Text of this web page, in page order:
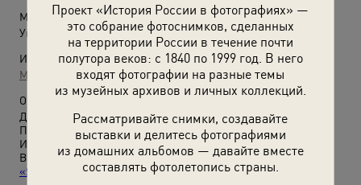
Проект «История России в фотографиях» —
это собрание фотоснимков, сделанных
на территории России в течение почти
полутора веков: с 1840 по 1999 год. В него
входят фотографии на разные темы
из музейных архивов и личных коллекций.
Рассматривайте снимки, создавайте
выставки и делитесь фотографиями
из домашних альбомов — давайте вместе
составлять фотолетопись страны.
Место съемки:
Украинская ССР, г. Киев
Источники:
МАММ / МДФ
О фотографии:
Детсад № 1 машиностроительного завода «Арсенал»
Печерского района Киева. В игровом уголке младшая группа.
Из архива журнала «Огонек».
Выставки «Українська РСР»,«Свидетели повседневности»
«Я люблю свою лошадку...»с этой фотографией.